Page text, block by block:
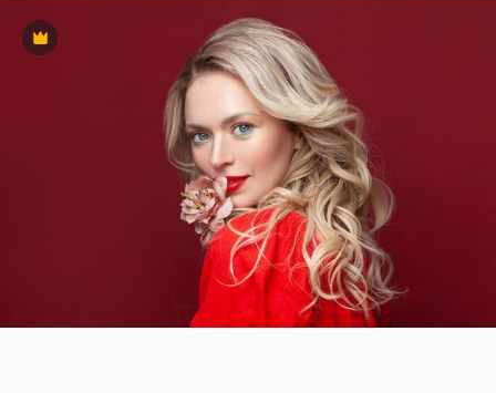
Премиум